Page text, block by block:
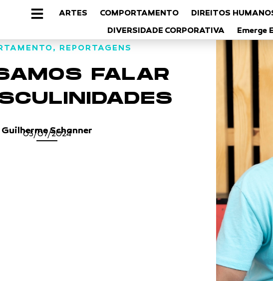
ARTES COMPORTAMENTO DIREITOS
DIVERSIDADE CORPORATIVA
Emerge
, REPORTAGENS
FALAR
Guilherme Schanner
03/07/2024